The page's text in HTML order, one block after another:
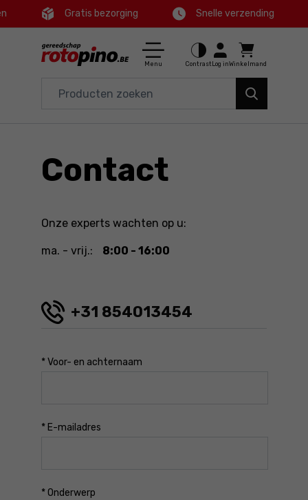
Ctrl
Hoofdmenu
Voettekst
Gratis bezorging Snelle verzending
Menu Contrast Log inWinkelmand
Huis en tuin
Aanbiedingen
Contact
Onze experts wachten op u:
ma. - vrij.: 8:00 - 16:00
+31 854013454
*Voor- en achternaam
* E-mailadres
*Onderwerp